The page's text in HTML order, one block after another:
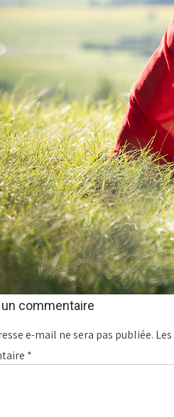
commentaire
e-mail ne sera pas publiée.
*